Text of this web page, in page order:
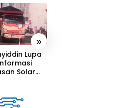
»
Lupa
Solar
Bukti!